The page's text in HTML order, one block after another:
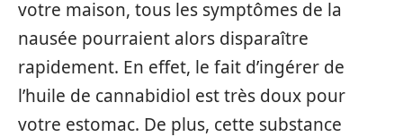
votre maison, tous les symptômes de la
nausée pourraient alors disparaître
rapidement. En effet, le fait d’ingérer de
l’huile de cannabidiol est très doux pour
votre estomac. De plus, cette substance